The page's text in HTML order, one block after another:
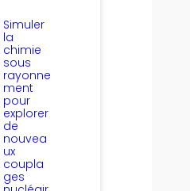
Simuler
la
chimie
sous
rayonne
ment
pour
explorer
de
nouvea
ux
coupla
ges